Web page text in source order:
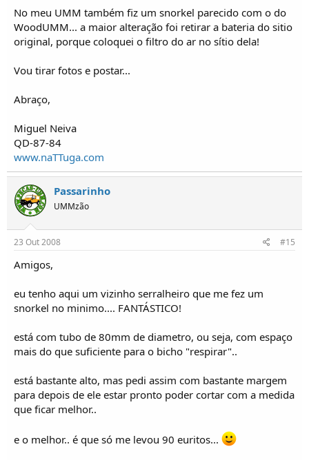
No meu UMM também fiz um snorkel parecido com o do
WoodUMM... a maior alteração foi retirar a bateria do sitio
original, porque coloquei o filtro do ar no sítio dela!
Vou tirar fotos e postar...
Abraço,
Miguel Neiva
QD-87-84
www.naTTuga.com
Passarinho
UMMzão
23 Out 2008 #15
Amigos,
eu tenho aqui um vizinho serralheiro que me fez um
snorkel no minimo.... FANTÁSTICO!
está com tubo de 80mm de diametro, ou seja, com espaço
mais do que suficiente para o bicho "respirar"..
está bastante alto, mas pedi assim com bastante margem
para depois de ele estar pronto poder cortar com a medida
que ficar melhor..
e o melhor.. é que só me levou 90 euritos...